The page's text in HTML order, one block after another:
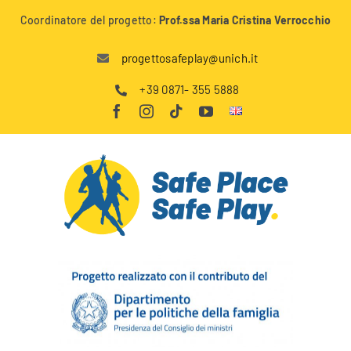
Coordinatore del progetto:Prof.ssa Maria Cristina Verrocchio
progettosafeplay@unich.it
+39 0871- 355 5888